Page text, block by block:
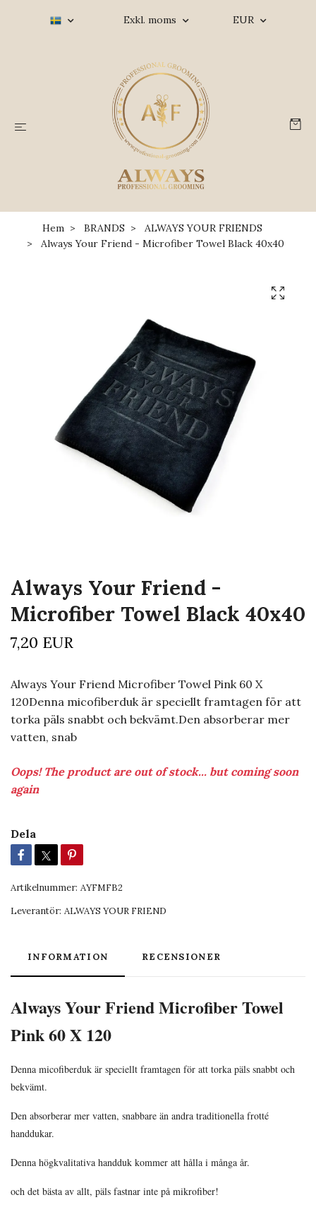
Exkl. moms EUR
Hem BRANDS
ALWAYS YOUR FRIENDS
Always Your Friend - Microfiber Towel Black 40x40
Always Your Friend -
Microfiber Towel Black 40x40
7,20 EUR
Always Your Friend Microfiber Towel Pink 60 X
120Denna micofiberduk är speciellt framtagen för att
torka päls snabbt och bekvämt.Den absorberar mer
vatten, snab
Oops! The product are out of stock... but coming soon
again
Dela
Artikelnummer: AYFMFB2
Leverantör: ALWAYS YOUR FRIEND
INFORMATION RECENSIONER
Always Your Friend Microfiber Towel
Pink 60 X 120
Denna micofiberduk är speciellt framtagen för att torka päls snabbt och
bekvämt.
Den absorberar mer vatten, snabbare än andra traditionella frotté
handdukar.
Denna högkvalitativa handduk kommer att hålla i många år.
och det bästa av allt, päls fastnar inte på mikrofiber!